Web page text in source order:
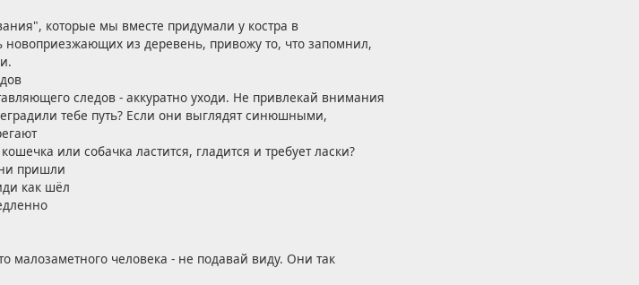
которые мы вместе придумали у костра в
из деревень, привожу то, что запомнил,
следов - аккуратно уходи. Не привлекай внимания
тебе путь? Если они выглядят синюшными,
или собачка ластится, гладится и требует ласки?
пришли
как шёл
малозаметного человека - не подавай виду. Они так